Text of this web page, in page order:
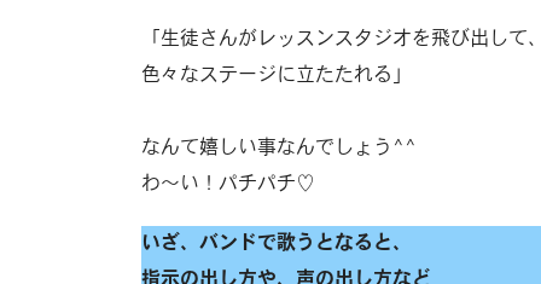
「生徒さんがレッスンスタジオを飛び出して
色々なステージに立たたれる」
なんて嬉しい事なんでしょう^^
わ〜い！パチパチ♡
いざ、バンドで歌うとなると、
指示の出し方や、声の出し方など